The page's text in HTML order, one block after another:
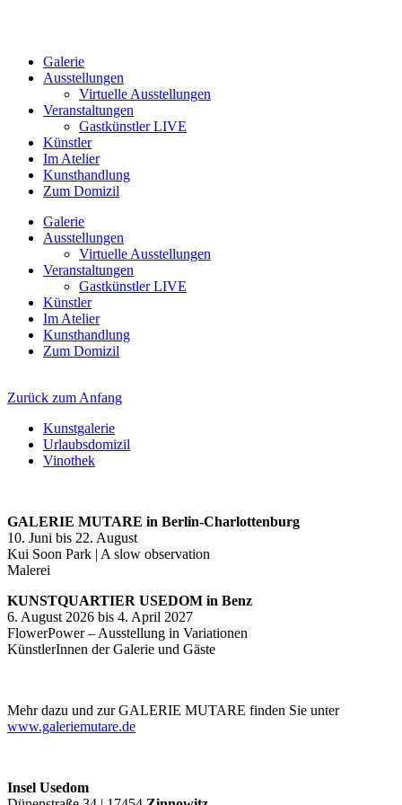
Galerie
Ausstellungen
Virtuelle Ausstellungen
Veranstaltungen
Gastkünstler LIVE
Künstler
Im Atelier
Kunsthandlung
Zum Domizil
Galerie
Ausstellungen
Virtuelle Ausstellungen
Veranstaltungen
Gastkünstler LIVE
Künstler
Im Atelier
Kunsthandlung
Zum Domizil
Zurück zum Anfang
Kunstgalerie
Urlaubsdomizil
Vinothek
GALERIE MUTARE in Berlin-Charlottenburg
10. Juni bis 22. August
Kui Soon Park | A slow observation
Malerei
KUNSTQUARTIER USEDOM in Benz
6. August 2026 bis 4. April 2027
FlowerPower – Ausstellung in Variationen
KünstlerInnen der Galerie und Gäste
Mehr dazu und zur GALERIE MUTARE finden Sie unter
www.galeriemutare.de
Insel Usedom